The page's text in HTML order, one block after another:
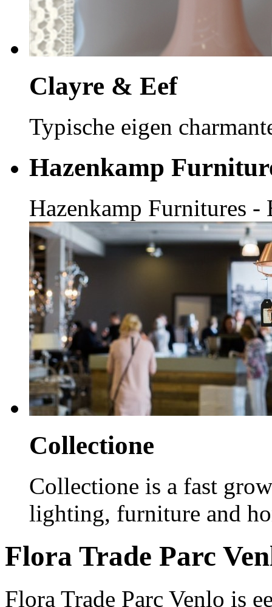
Clayre & Eef
Typische eigen
Hazenkamp
Hazenkamp Furnitures
Collectione
Collectione is a fast
lighting, furniture and
Flora Trade Parc
Flora Trade Parc Venlo is